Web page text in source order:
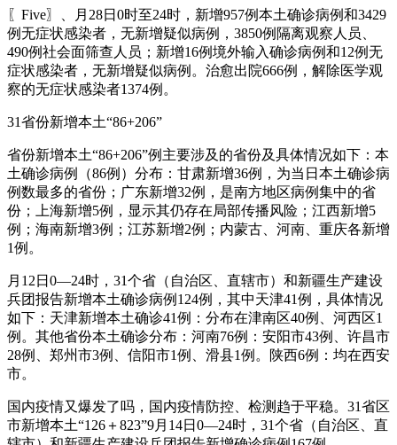
〖Five〗、月28日0时至24时，新增957例本土确诊病例和3429
例无症状感染者，无新增疑似病例，3850例隔离观察人员、
490例社会面筛查人员；新增16例境外输入确诊病例和12例无
症状感染者，无新增疑似病例。治愈出院666例，解除医学观
察的无症状感染者1374例。
31省份新增本土“86+206”
省份新增本土“86+206”例主要涉及的省份及具体情况如下：本
土确诊病例（86例）分布：甘肃新增36例，为当日本土确诊病
例数最多的省份；广东新增32例，是南方地区病例集中的省
份；上海新增5例，显示其仍存在局部传播风险；江西新增5
例；海南新增3例；江苏新增2例；内蒙古、河南、重庆各新增
1例。
月12日0—24时，31个省（自治区、直辖市）和新疆生产建设
兵团报告新增本土确诊病例124例，其中天津41例，具体情况
如下：天津新增本土确诊41例：分布在津南区40例、河西区1
例。其他省份本土确诊分布：河南76例：安阳市43例、许昌市
28例、郑州市3例、信阳市1例、滑县1例。陕西6例：均在西安
市。
国内疫情又爆发了吗，国内疫情防控、检测趋于平稳。31省区
市新增本土“126＋823”9月14日0—24时，31个省（自治区、直